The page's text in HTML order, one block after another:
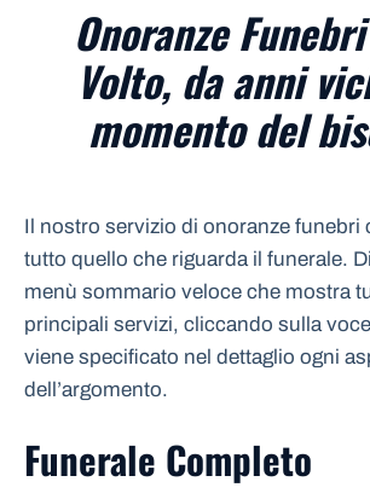
Onoranze
Volto, da anni
momento del
Il nostro servizio di onoranze funebri
tutto quello che riguarda il funerale.
menù sommario veloce che mostra
principali servizi, cliccando sulla
viene specificato nel dettaglio ogni
dell’argomento.
Funerale Completo